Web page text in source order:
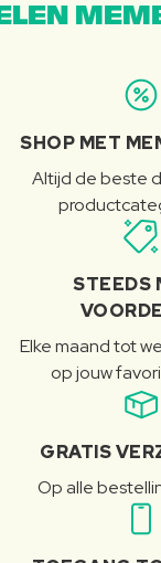
SHOP MET
Altijd de beste
STEEDS
Elke maand tot
op jouw
GRATIS
Op alle